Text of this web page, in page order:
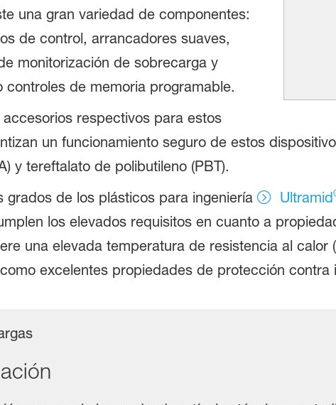
una gran variedad de componentes:
de control, arrancadores suaves,
monitorización de sobrecarga y
controles de memoria programable.
respectivos para estos
un funcionamiento seguro de estos
y tereftalato de polibutileno (PBT).
grados de los plásticos para ingeniería
Ultramid
los elevados requisitos en cuanto a
una elevada temperatura de resistencia al calor
excelentes propiedades de protección